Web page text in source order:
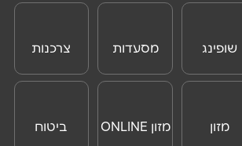
שופינג
וצרכנות
מסעדות
צרכנות
ONLINE
מזון מזון ONLINE
ביטוח